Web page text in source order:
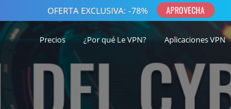
Precios ¿Por qué Le VPN? Aplicaciones VPN